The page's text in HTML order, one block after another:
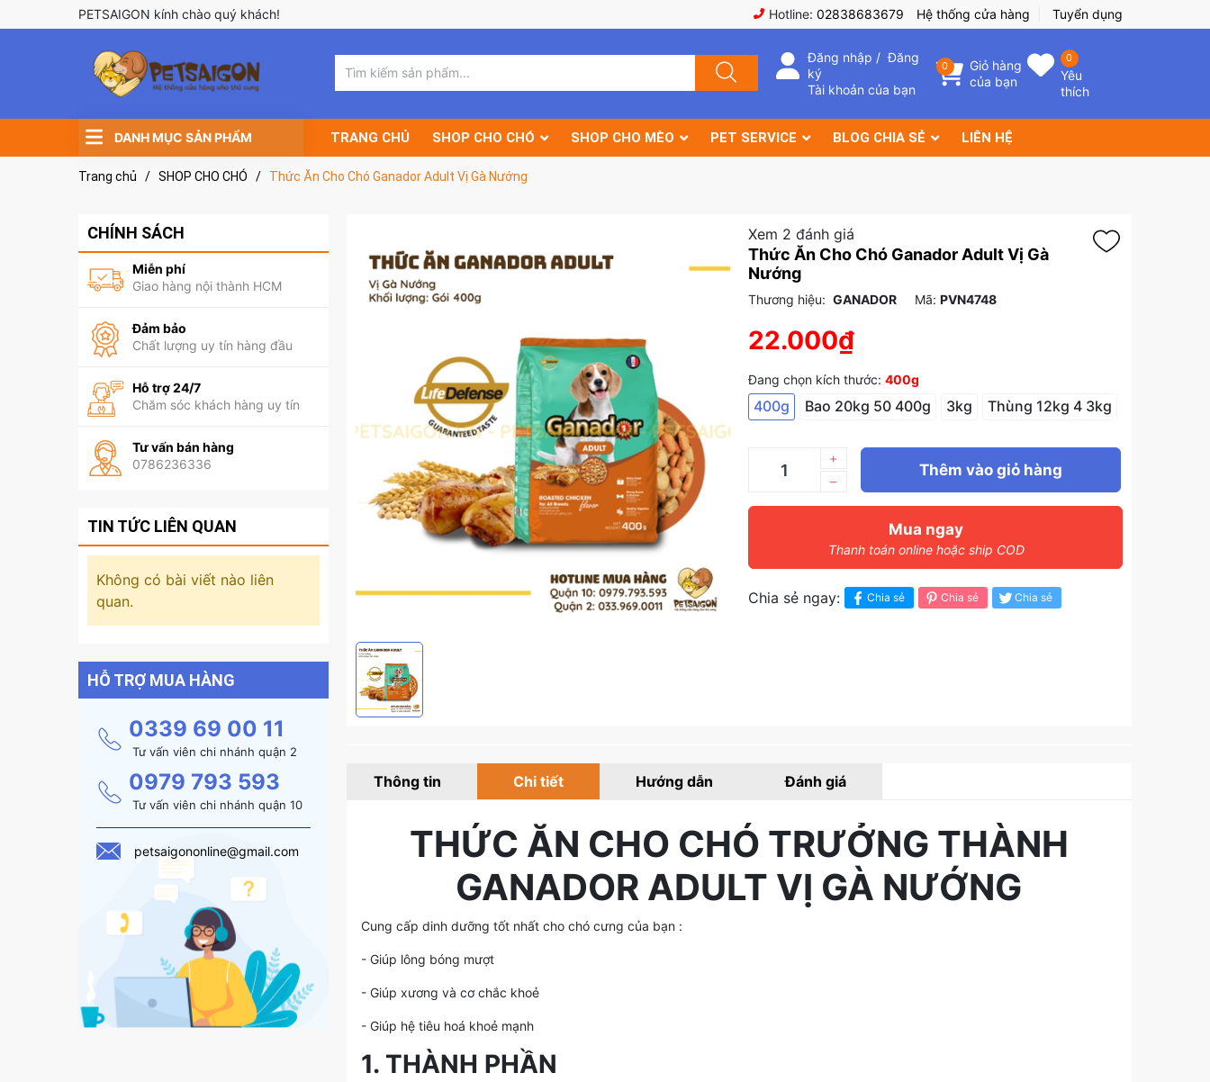
PETSAIGON kính chào quý khách! Hotline: 02838683679 Hệ thống cửa hàng Tuyển dụng
Đăng nhập /Đăng
ký
Tài khoản của bạn
0
Giỏ hàng
của bạn
0
Yêu
thích
DANH MỤC SẢN PHẨM TRANG CHỦ SHOP CHO CHÓ SHOP CHO MÈO PET SERVICE BLOG CHIA SẺ LIÊN HỆ
Trang chủ / SHOP CHO CHÓ / Thức Ăn Cho Chó Ganador Adult Vị Gà Nướng
Xem 2 đánh giá
Thức Ăn Cho Chó Ganador Adult Vị Gà
Nướng
Thương hiệu: GANADOR Mã: PVN4748
22.000₫
Đang chọn kích thước: 400g
400g Bao 20kg 50 400g 3kg Thùng 12kg 4 3kg
–
+
Thêm vào giỏ hàng
Mua ngay
Thanh toán online hoặc ship COD
Chia sẻ ngay: Chia sẻ Chia sẻ Chia sẻ
Thông tin Chi tiết Hướng dẫn Đánh giá
THỨC ĂN CHO CHÓ TRƯỞNG THÀNH
GANADOR ADULT VỊ GÀ NƯỚNG
Cung cấp dinh dưỡng tốt nhất cho chó cưng của bạn :
- Giúp lông bóng mượt
- Giúp xương và cơ chắc khoẻ
- Giúp hệ tiêu hoá khoẻ mạnh
1. THÀNH PHẦN
CHÍNH SÁCH
Miễn phí
Giao hàng nội thành HCM
Đảm bảo
Chất lượng uy tín hàng đầu
Hỗ trợ 24/7
Chăm sóc khách hàng uy tín
Tư vấn bán hàng
0786236336
TIN TỨC LIÊN QUAN
Không có bài viết nào liên
quan.
HỖ TRỢ MUA HÀNG
0339 69 00 11
Tư vấn viên chi nhánh quận 2
0979 793 593
Tư vấn viên chi nhánh quận 10
petsaigononline@gmail.com